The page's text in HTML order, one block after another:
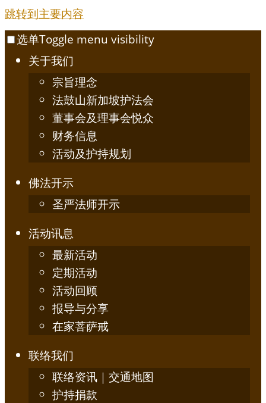
跳转到主要内容
选单Toggle menu visibility
关于我们
宗旨理念
法鼓山新加坡护法会
董事会及理事会悦众
财务信息
活动及护持规划
佛法开示
圣严法师开示
活动讯息
最新活动
定期活动
活动回顾
报导与分享
在家菩萨戒
联络我们
联络资讯｜交通地图
护持捐款